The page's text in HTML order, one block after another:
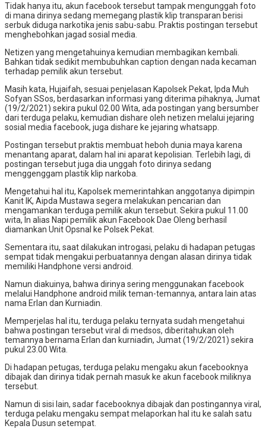
Tidak hanya itu, akun facebook tersebut tampak mengunggah foto
di mana dirinya sedang memegang plastik klip transparan berisi
serbuk diduga narkotika jenis sabu-sabu. Praktis postingan tersebut
menghebohkan jagad sosial media.
Netizen yang mengetahuinya kemudian membagikan kembali.
Bahkan tidak sedikit membubuhkan caption dengan nada kecaman
terhadap pemilik akun tersebut.
Masih kata, Hujaifah, sesuai penjelasan Kapolsek Pekat, Ipda Muh
Sofyan SSos, berdasarkan informasi yang diterima pihaknya, Jumat
(19/2/2021) sekira pukul 02.00 Wita, ada postingan yang bersumber
dari terduga pelaku, kemudian dishare oleh netizen melalui jejaring
sosial media facebook, juga dishare ke jejaring whatsapp.
Postingan tersebut praktis membuat heboh dunia maya karena
menantang aparat, dalam hal ini aparat kepolisian. Terlebih lagi, di
postingan tersebut juga dia unggah foto dirinya sedang
menggenggam plastik klip narkoba.
Mengetahui hal itu, Kapolsek memerintahkan anggotanya dipimpin
Kanit IK, Aipda Mustawa segera melakukan pencarian dan
mengamankan terduga pemilik akun tersebut. Sekira pukul 11.00
wita, In alias Napi pemilik akun Facebook Dae Oleng berhasil
diamankan Unit Opsnal ke Polsek Pekat.
Sementara itu, saat dilakukan introgasi, pelaku di hadapan petugas
sempat tidak mengakui perbuatannya dengan alasan dirinya tidak
memiliki Handphone versi android.
Namun diakuinya, bahwa dirinya sering menggunakan facebook
melalui Handphone android milik teman-temannya, antara lain atas
nama Erlan dan Kurniadin.
Memperjelas hal itu, terduga pelaku ternyata sudah mengetahui
bahwa postingan tersebut viral di medsos, diberitahukan oleh
temannya bernama Erlan dan kurniadin, Jumat (19/2/2021) sekira
pukul 23.00 Wita.
Di hadapan petugas, terduga pelaku mengaku akun facebooknya
dibajak dan dirinya tidak pernah masuk ke akun facebook miliknya
tersebut.
Namun di sisi lain, sadar facebooknya dibajak dan postingannya viral,
terduga pelaku mengaku sempat melaporkan hal itu ke salah satu
Kepala Dusun setempat.